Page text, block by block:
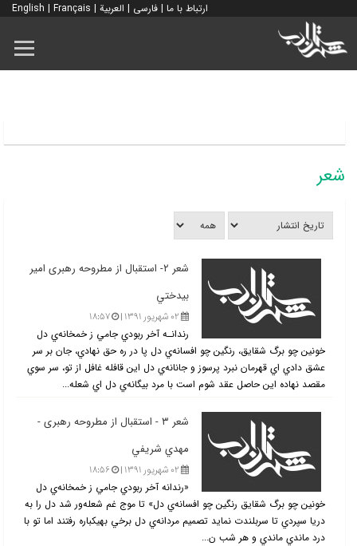
ارتباط با ما | فارسی | العربية |
English | Français
شعر
شعر ۲- استقبال از مطروحه رهبری امير
بيدختي
۰۲ شهریور ۱۳۹۱ | ۱۸:۵۷
رندانـه آخر ربودي جامي ز خمخانه‌ي دل
خونين چو برگ شقايق، رنگين چو افسانه‌ي دل پا در ره حق نهادي، جان بر سر
عشق دادي اي قهرمان نبرد پرسوز و جانانه‌ي دل اين قافله غافل از تو، سر سوي
مقصد نهاده اين حاصل عقد شوم است با مرد بيگانه‌ي دل اي شعله...
شعر ۳ - استقبال از مطروحه رهبری -
مهدي شريفي
۰۲ شهریور ۱۳۹۱ | ۱۸:۵۶
«رندانه آخر ربودي جامي ز خمخانه‌ي دل
خونين چو برگ شقايق رنگين چو افسانه‌ي دل» تا موج غم شعله‌ور شد دل را به
دريا سپردي تا سربلندت نمايد تصميم مردانه‌ي دل برخي به‏يكباره رفتند اما تو با
درد ماندي ماندي و هر شب ن...